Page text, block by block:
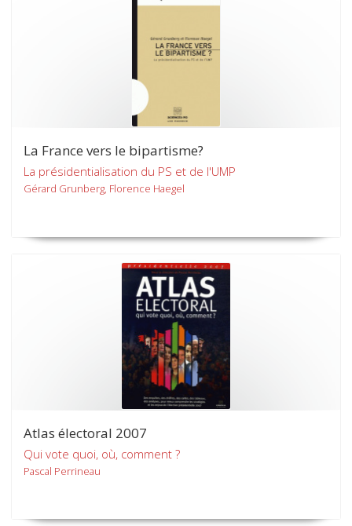
La France vers le bipartisme?
La présidentialisation du PS et de l'UMP
Gérard Grunberg, Florence Haegel
Atlas électoral 2007
Qui vote quoi, où, comment ?
Pascal Perrineau